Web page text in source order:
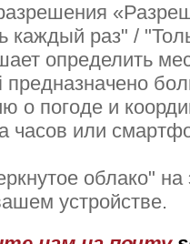
раз" /
определить
о погоде и
или
облако"
устройстве.